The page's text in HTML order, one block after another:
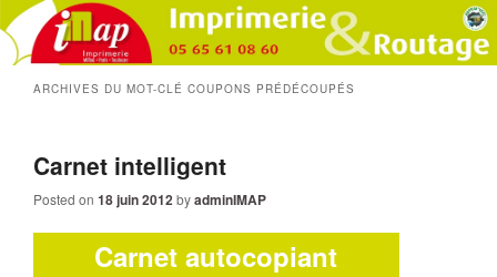
ARCHIVES DU MOT-CLÉ COUPONS PRÉDÉCOUPÉS
Carnet intelligent
Posted on 18 juin 2012byadminIMAP
Carnet autocopiant